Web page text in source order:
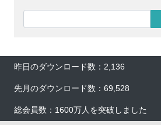
昨日のダウンロード数：2,136
先月のダウンロード数：69,528
総会員数：1600万人を突破しました